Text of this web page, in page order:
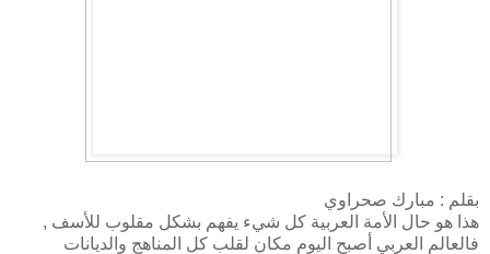
بقلم : مبارك صحراوي
هذا هو حال الأمة العربية كل شيء يفهم بشكل مقلوب للأسف ,
فالعالم العربي أصبح اليوم مكان لقلب كل المناهج والديانات